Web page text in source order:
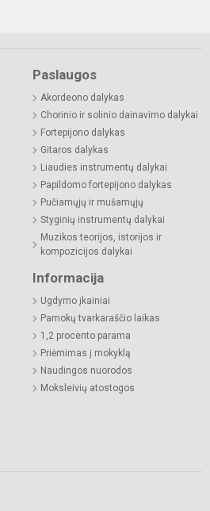
Paslaugos
Akordeono dalykas
Chorinio ir solinio dainavimo dalykai
Fortepijono dalykas
Gitaros dalykas
Liaudies instrumentų dalykai
Papildomo fortepijono dalykas
Pučiamųjų ir mušamųjų
Styginių instrumentų dalykai
Muzikos teorijos, istorijos ir
kompozicijos dalykai
Informacija
Ugdymo įkainiai
Pamokų tvarkaraščio laikas
1,2 procento parama
Priėmimas į mokyklą
Naudingos nuorodos
Moksleivių atostogos